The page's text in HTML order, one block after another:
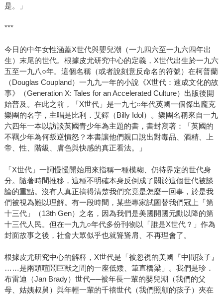
是。」
***
今日的中年女性涵蓋X世代與嬰兒潮（一九四六至一九六四年出
生）末尾的世代。根據皮尤研究中心的定義，X世代出生於一九六
五至一九八○年。這個名稱（或者說刻意反命名的符號）在柯普蘭
（Douglas Coupland）一九九一年的小說《X世代：速成文化的故
事》（Generation X: Tales for an Accelerated Culture）出版後開
始普及。在此之前，「X世代」是一九七○年代英國一個傑出龐克
樂團的名字，主唱是比利．艾鐸（Billy Idol）。樂團名稱來自一九
六四年一本以訪談英國青少年為主題的書，書封寫著：「英國的
不羈少年為何叛逆憤怒？本書讓他們親口說出對毒品、酒精、上
帝、性、階級、膚色與快感的真正看法。」
「X世代」一詞慢慢開始用來指稱一種模糊、仍待界定的世代身
分。隨著時間推移，這種不明確本身反倒成了關於這個世代被談
論的重點。沒有人真正搞得清楚我們究竟是怎麼一回事，於是我
們被視為難以理解。有一段時間，某些專家試圖替我們冠上「第
十三代」（13th Gen）之名，因為我們是美國開國元勳以降的第
十三代人民。但在一九九○年代多份刊物以「誰是X世代？」作為
封面故事之後，社會大眾似乎也就聳聳肩、不再理會了。
根據皮尤研究中心的解釋，X世代是「被忽視的美國『中間孩子』
……是兩頭喧鬧巨獸之間的一座低矮、筆直橋梁」。我們是珍．
布雷迪（Jan Brady）世代──被年長一輩的嬰兒潮（我們的父
母、姑姨叔舅）與年輕一輩的千禧世代（我們照顧的孩子）夾在